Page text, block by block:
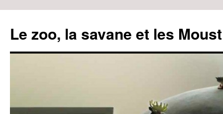
Le zoo, la savane et les